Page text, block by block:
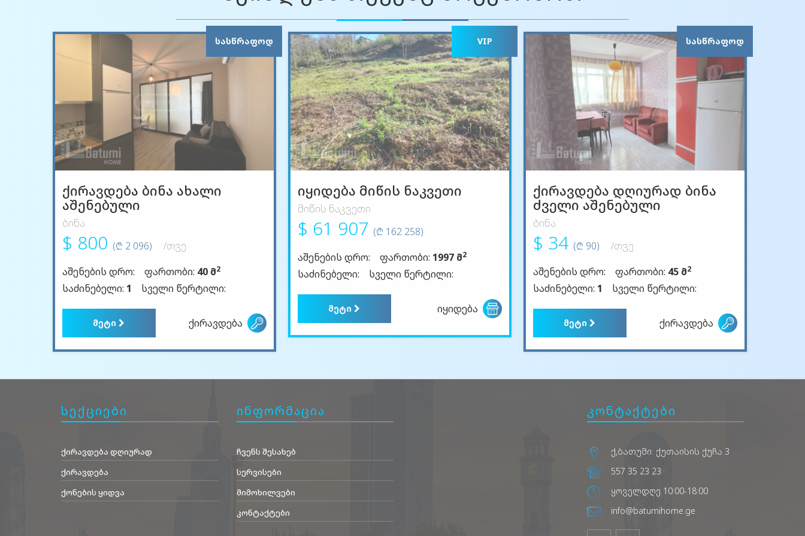
ᲡᲐᲡᲬᲠᲐᲤᲝᲓ
ქირავდება ბინა ახალი
აშენებული
ბინა
$ 800 (₾ 2 096)
/თვე
აშენების დრო:
ფართობი: 40 მ2
საძინებელი: 1 სველი წერტილი:
მეტი ქირავდება
VIP
იყიდება მიწის ნაკვეთი
მიწის ნაკვეთი
$ 61 907 (₾ 162 258)
აშენების დრო:
ფართობი: 1997 მ2
საძინებელი: სველი წერტილი:
მეტი იყიდება
ᲡᲐᲡᲬᲠᲐᲤᲝᲓ
ქირავდება დღიურად ბინა
ძველი აშენებული
ბინა
$ 34 (₾ 90)
/თვე
აშენების დრო:
ფართობი: 45 მ2
საძინებელი: 1 სველი წერტილი:
მეტი ქირავდება
სექციები
ქირავდება დღიურად
ქირავდება
ქონების ყიდვა
ინფორმაცია
ჩვენს შესახებ
სერვისები
მიმოხილვები
კონტაქტები
კონტაქტები
ქ,ბათუმი: ქუთაისის ქუჩა 3
557 35 23 23
ყოველდღე 10:00-18:00
info@batumihome.ge